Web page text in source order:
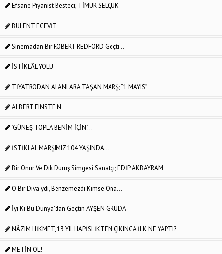
Efsane Piyanist Besteci; TİMUR SELÇUK
BÜLENT ECEVİT
Sinemadan Bir ROBERT REDFORD Geçti ..
İSTİKLÂL YOLU
TİYATRODAN ALANLARA TAŞAN MARŞ; “1 MAYIS”
ALBERT EINSTEIN
"GÜNEŞ TOPLA BENİM İÇİN"…
İSTİKLAL MARŞIMIZ 104 YAŞINDA...
Bir Onur Ve Dik Duruş Simgesi Sanatçı; EDİP AKBAYRAM
O Bir Diva'ydı, Benzemezdi Kimse Ona...
İyi Ki Bu Dünya'dan Geçtin AYŞEN GRUDA
NÂZIM HİKMET, 13 YIL HAPİSLİKTEN ÇIKINCA İLK NE YAPTI?
METİN OL!